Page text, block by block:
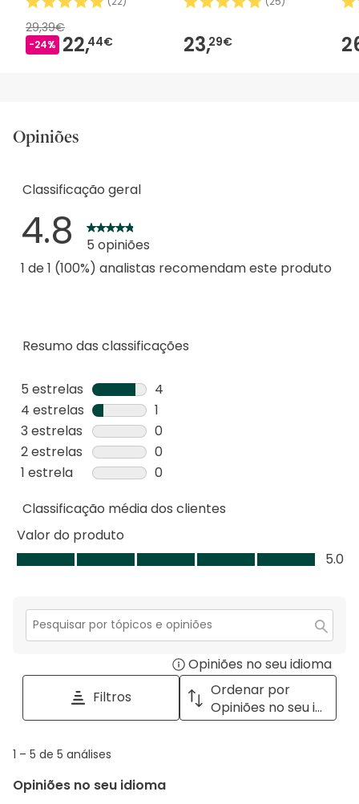
29,39€
-24% 22,44€ 23,29€
Opiniões
Resumo das classificações
5 estrelas estrelas
4
4
análises
com
5
4 estrelas estrelas
1
1
análise
com
estrelas.
3 estrelas estrelas
0
0
análise
3
2 estrelas estrelas
0
0
com
1 estrela estrelas
0
análise
1
estrela.
Classificação geral
4.8
5 opiniões
1 de 1 (100%) analistas recomendam este produto
Classificação média dos clientes
Valor do produto
Valor
5.0
em
5.0
Secção
Opiniões no seu idioma
a
with
Filtros
Ordenar por
Opiniões no seu idioma
1
5
1 – 5 de 5 análises
Opiniões no seu idioma